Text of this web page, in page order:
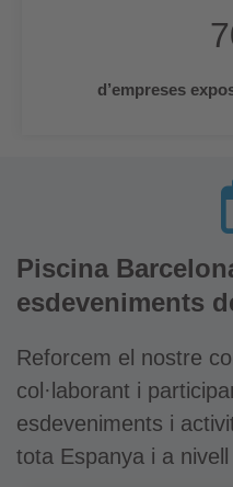
d’empreses
Piscina
esdeveniments
Reforcem el nostre
col·laborant i
esdeveniments i
tota Espanya i a